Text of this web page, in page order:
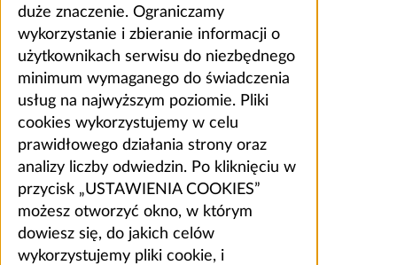
duże znaczenie. Ograniczamy
wykorzystanie i zbieranie informacji o
użytkownikach serwisu do niezbędnego
minimum wymaganego do świadczenia
usług na najwyższym poziomie. Pliki
cookies wykorzystujemy w celu
prawidłowego działania strony oraz
analizy liczby odwiedzin. Po kliknięciu w
przycisk „USTAWIENIA COOKIES”
możesz otworzyć okno, w którym
dowiesz się, do jakich celów
wykorzystujemy pliki cookie, i